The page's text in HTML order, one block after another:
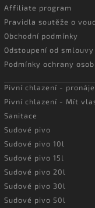
Affiliate program
Pravidla soutěže o
Obchodní podmínky
Odstoupení od smlouvy
Podmínky ochrany
Pivní chlazení -
Pivní chlazení - Mít
Sanitace
Sudové pivo
Sudové pivo 10l
Sudové pivo 15l
Sudové pivo 20l
Sudové pivo 30l
Sudové pivo 50l